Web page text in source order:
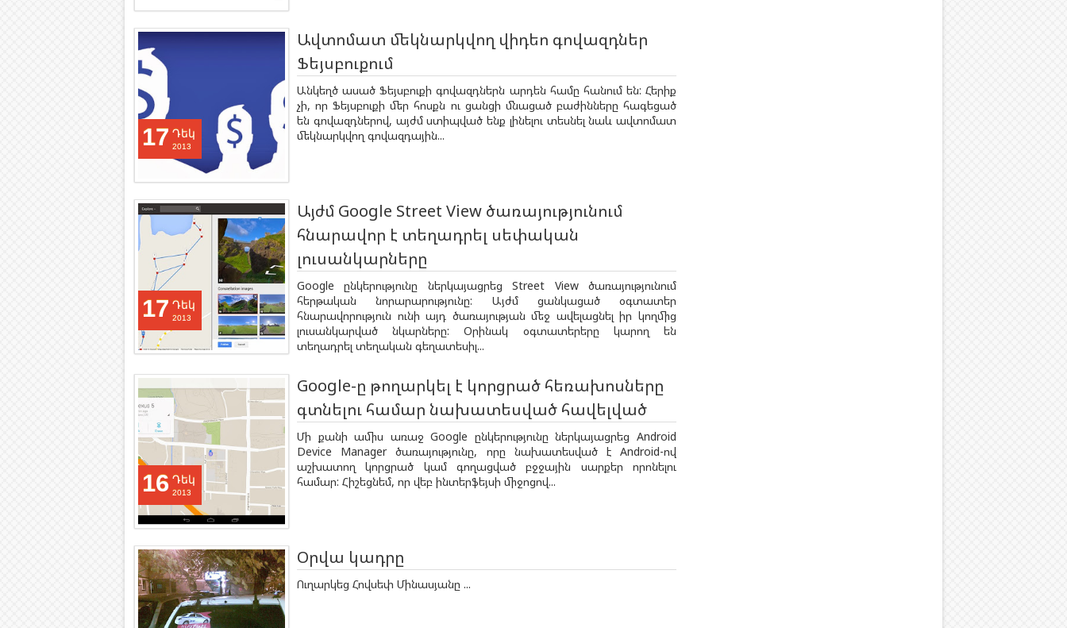
17 Դեկ
2013
Ավտոմատ մեկնարկվող վիդեո գովազդներ
Ֆեյսբուքում
Անկեղծ ասած Ֆեյսբուքի գովազդներն արդեն համը հանում են: Հերիք
չի, որ Ֆեյսբուքի մեր հոսքն ու ցանցի մնացած բաժինները հագեցած
են գովազդներով, այժմ ստիպված ենք լինելու տեսնել նաև ավտոմատ
մեկնարկվող գովազդային...
17 Դեկ
2013
Այժմ Google Street View ծառայությունում
հնարավոր է տեղադրել սեփական
լուսանկարները
Google ընկերությունը ներկայացրեց Street View ծառայությունում
հերթական նորարարությունը: Այժմ ցանկացած օգտատեր
հնարավորություն ունի այդ ծառայության մեջ ավելացնել իր կողմից
լուսանկարված նկարները: Օրինակ օգտատերերը կարող են
տեղադրել տեղական գեղատեսիլ...
16 Դեկ
2013
Google-ը թողարկել է կորցրած հեռախոսները
գտնելու համար նախատեսված հավելված
Մի քանի ամիս առաջ Google ընկերությունը ներկայացրեց Android
Device Manager ծառայությունը, որը նախատեսված է Android-ով
աշխատող կորցրած կամ գողացված բջջային սարքեր որոնելու
համար: Հիշեցնեմ, որ վեբ ինտերֆեյսի միջոցով...
Օրվա կադրը
Ուղարկեց Հովսեփ Մինասյանը ...